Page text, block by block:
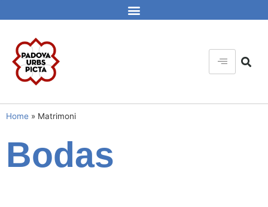
Home » Matrimoni
Bodas